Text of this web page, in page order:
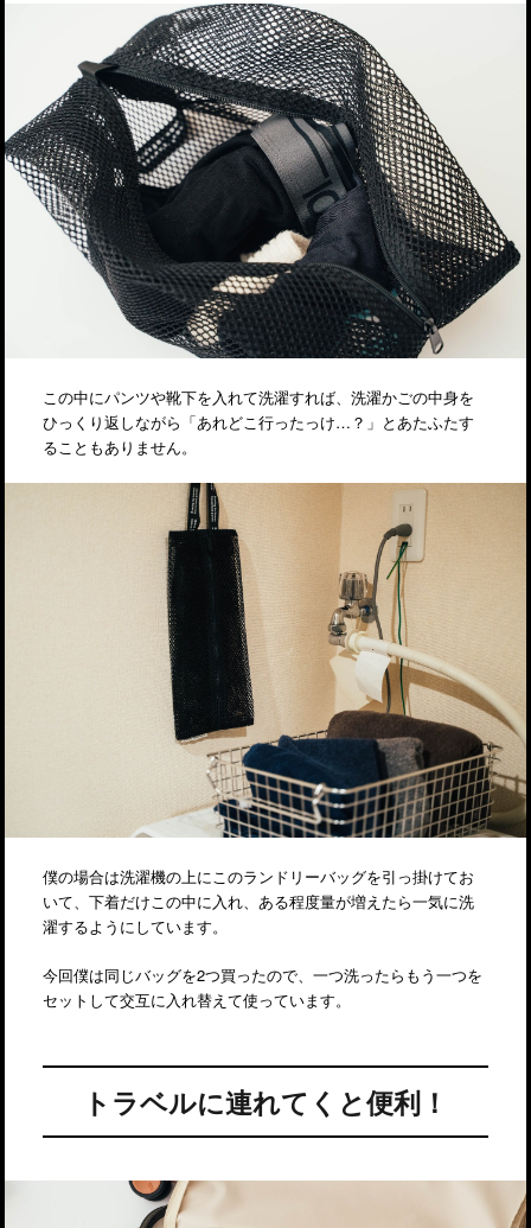
この中にパンツや靴下を入れて洗濯すれば、洗濯かごの中身を
ひっくり返しながら「あれどこ行ったっけ…？」とあたふたす
ることもありません。
僕の場合は洗濯機の上にこのランドリーバッグを引っ掛けてお
いて、下着だけこの中に入れ、ある程度量が増えたら一気に洗
濯するようにしています。
今回僕は同じバッグを2つ買ったので、一つ洗ったらもう一つを
セットして交互に入れ替えて使っています。
トラベルに連れてくと便利！